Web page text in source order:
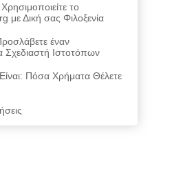
το
με Δική σας Φιλοξενία
έναν
Σχεδιαστή Ιστοτόπων
Πόσα Χρήματα Θέλετε